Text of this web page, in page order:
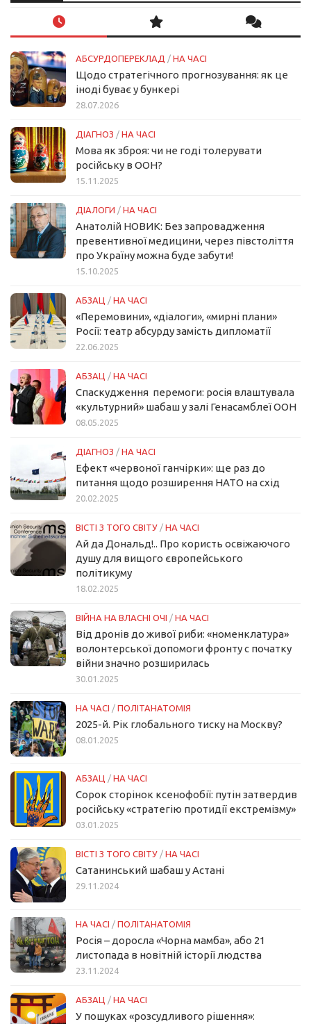
АБСУРДОПЕРЕКЛАД / НА ЧАСІ
Щодо стратегічного прогнозування: як це
іноді буває у бункері
28.07.2026
ДІАГНОЗ / НА ЧАСІ
Мова як зброя: чи не годі толерувати
російську в ООН?
15.11.2025
ДІАЛОГИ / НА ЧАСІ
Анатолій НОВИК: Без запровадження
превентивної медицини, через півстоліття
про Україну можна буде забути!
15.10.2025
АБЗАЦ / НА ЧАСІ
«Перемовини», «діалоги», «мирні плани»
Росії: театр абсурду замість дипломатії
22.06.2025
АБЗАЦ / НА ЧАСІ
Спаскудження перемоги: росія влаштувала
«культурний» шабаш у залі Генасамблеї ООН
08.05.2025
ДІАГНОЗ / НА ЧАСІ
Ефект «червоної ганчірки»: ще раз до
питання щодо розширення НАТО на схід
20.02.2025
ВІСТІ З ТОГО СВІТУ / НА ЧАСІ
Ай да Дональд!.. Про користь освіжаючого
душу для вищого європейського
політикуму
18.02.2025
ВІЙНА НА ВЛАСНІ ОЧІ / НА ЧАСІ
Від дронів до живої риби: «номенклатура»
волонтерської допомоги фронту с початку
війни значно розширилась
30.01.2025
НА ЧАСІ / ПОЛІТАНАТОМІЯ
2025-й. Рік глобального тиску на Москву?
08.01.2025
АБЗАЦ / НА ЧАСІ
Сорок сторінок ксенофобії: путін затвердив
російську «стратегію протидії екстремізму»
03.01.2025
ВІСТІ З ТОГО СВІТУ / НА ЧАСІ
Сатанинський шабаш у Астані
29.11.2024
НА ЧАСІ / ПОЛІТАНАТОМІЯ
Росія – доросла «Чорна мамба», або 21
листопада в новітній історії людства
23.11.2024
АБЗАЦ / НА ЧАСІ
У пошуках «розсудливого рішення»: